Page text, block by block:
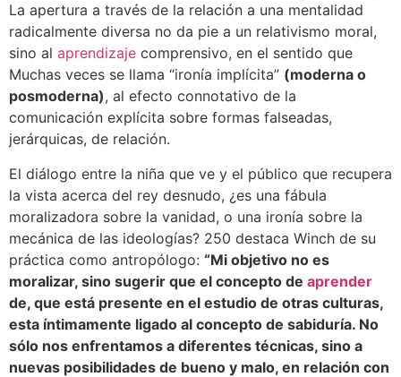
La apertura a través de la relación a una mentalidad
radicalmente diversa no da pie a un relativismo moral,
sino al aprendizaje comprensivo, en el sentido que
Muchas veces se llama “ironía implícita” (moderna o
posmoderna), al efecto connotativo de la
comunicación explícita sobre formas falseadas,
jerárquicas, de relación.
El diálogo entre la niña que ve y el público que recupera
la vista acerca del rey desnudo, ¿es una fábula
moralizadora sobre la vanidad, o una ironía sobre la
mecánica de las ideologías? 250 destaca Winch de su
práctica como antropólogo: “Mi objetivo no es
moralizar, sino sugerir que el concepto de aprender
de, que está presente en el estudio de otras culturas,
esta íntimamente ligado al concepto de sabiduría. No
sólo nos enfrentamos a diferentes técnicas, sino a
nuevas posibilidades de bueno y malo, en relación con